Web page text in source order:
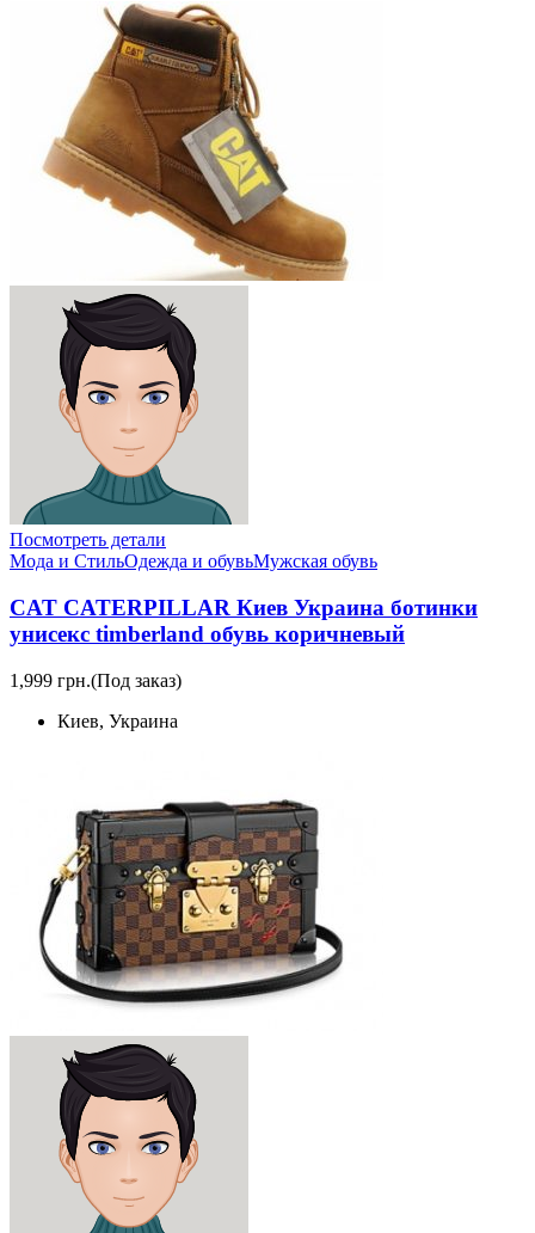
Посмотреть детали
Мода и СтильОдежда и обувьМужская обувь
CAT CATERPILLAR Киев Украина ботинки
унисекс timberland обувь коричневый
1,999 грн.(Под заказ)
Киев, Украина